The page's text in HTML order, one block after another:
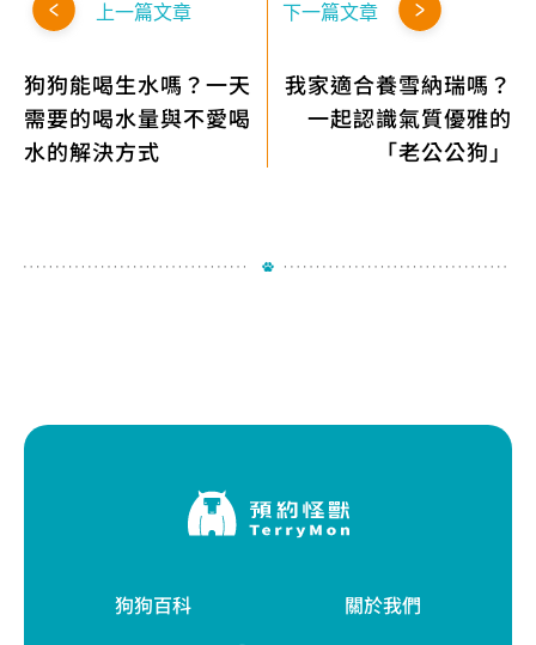
上一篇文章
狗狗能喝生水嗎？一天
需要的喝水量與不愛喝
水的解決方式
下一篇文章
我家適合養雪納瑞嗎？
一起認識氣質優雅的
「老公公狗」
狗狗百科
關於我們